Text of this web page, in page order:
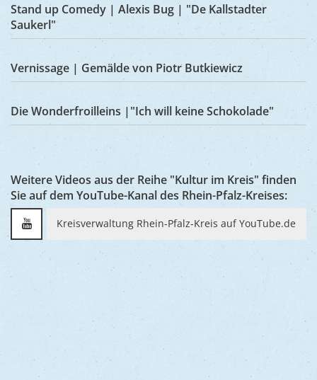
Stand up Comedy | Alexis Bug | "De Kallstadter
Saukerl"
Vernissage | Gemälde von Piotr Butkiewicz
Die Wonderfroilleins |"Ich will keine Schokolade"
Weitere Videos aus der Reihe "Kultur im Kreis" finden
Sie auf dem YouTube-Kanal des Rhein-Pfalz-Kreises:
Kreisverwaltung Rhein-Pfalz-Kreis auf YouTube.de